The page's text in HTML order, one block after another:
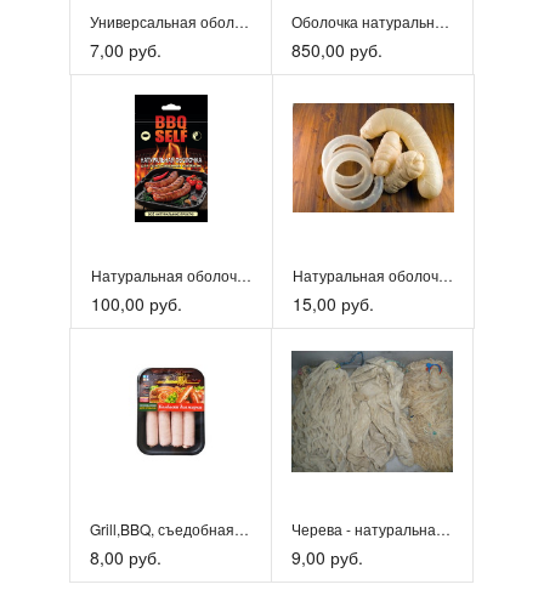
Универсальная оболочка для вареных колбас, сыров
7,00 руб.
Оболочка натуральная, черева баранья
850,00 руб.
Натуральная оболочка для приготовления колбасок
100,00 руб.
Натуральная оболочка для колбас (черева свиные)
15,00 руб.
Grill,BBQ, съедобная оболочки для колбасок
8,00 руб.
Черева - натуральная оболочка
9,00 руб.